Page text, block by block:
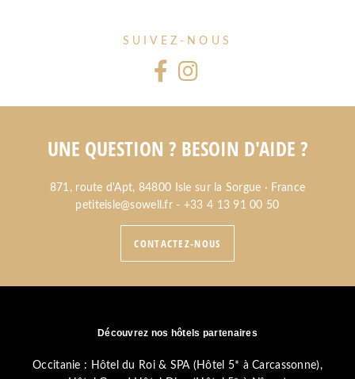
SUIVEZ-NOUS
UNE QUESTION ? BESOIN D'AIDE ?
871, route d'Apt, 84800 Isle sur la Sorgue · France
petiteisle@sowell.fr - +33 4 13 91 00 50
CONTACTEZ-NOUS
Découvrez nos hôtels partenaires
Occitanie : Hôtel du Roi & SPA (Hôtel 5* à Carcassonne),